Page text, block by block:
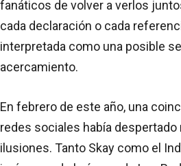
fanáticos de volver a verlos
cada declaración o cada
interpretada como una posible
acercamiento.
En febrero de este año, una
redes sociales había despertado
ilusiones. Tanto Skay como el